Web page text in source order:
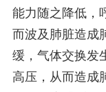
能力随之降低，
而波及肺脏造成
缓，气体交换发
高压，从而造成